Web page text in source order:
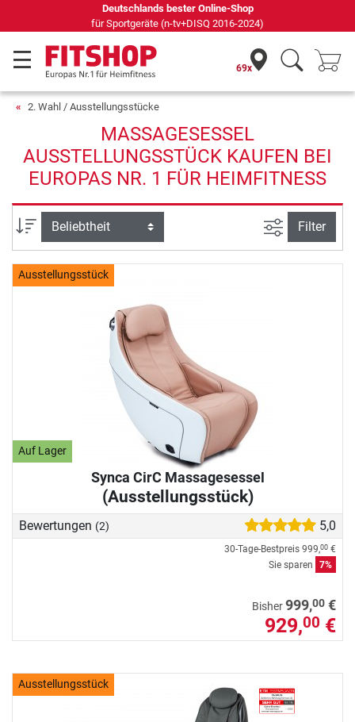
Deutschlands bester Online-Shop
für Sportgeräte (n-tv+DISQ 2016-2024)
69x
2. Wahl / Ausstellungsstücke
MASSAGESESSEL
AUSSTELLUNGSSTÜCK KAUFEN BEI
EUROPAS NR. 1 FÜR HEIMFITNESS
Sortierung Ansicht
Filter
Ausstellungsstück
Auf Lager
Synca CirC Massagesessel
(Ausstellungsstück)
Bewertungen (2) 5,0
30-Tage-Bestpreis 999,00 €
Sie sparen
7%
Bisher999,00 €
929,00 €
Ausstellungsstück